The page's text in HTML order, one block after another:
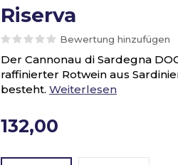
Riserva
Bewertung hinzufügen
Der Cannonau di Sardegna
raffinierter Rotwein aus
besteht. Weiterlesen
132,00